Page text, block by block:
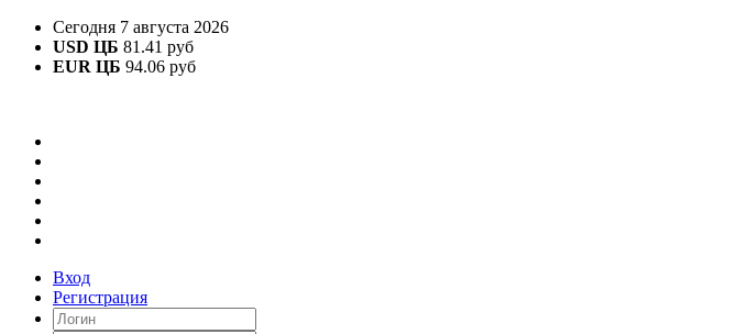
Сегодня 7 августа 2026
USD ЦБ 81.41 руб
EUR ЦБ 94.06 руб
Вход
Регистрация